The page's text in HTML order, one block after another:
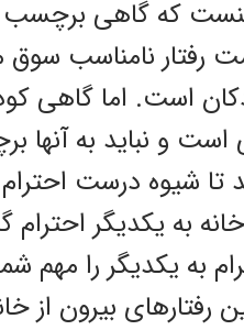
که گاهی برچسب
رفتار نامناسب
است. اما گاهی
و نباید به آنها
شیوه درست احترام
به یکدیگر احترام
به یکدیگر را مهم
رفتارهای بیرون از